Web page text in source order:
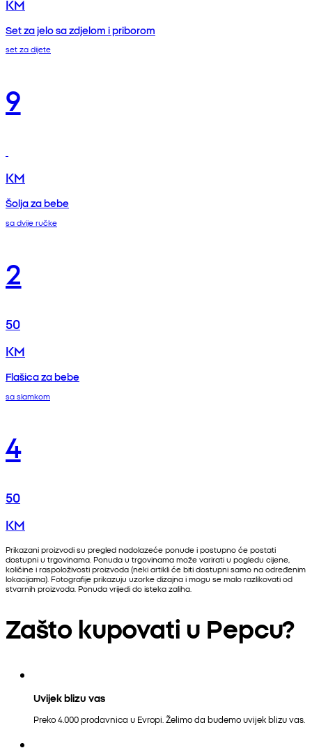
KM
Set za jelo sa zdjelom i priborom
set za dijete
9
KM
Šolja za bebe
sa dvije ručke
2
50
KM
Flašica za bebe
sa slamkom
4
50
KM
Prikazani proizvodi su pregled nadolazeće ponude i postupno će postati
dostupni u trgovinama. Ponuda u trgovinama može varirati u pogledu cijene,
količine i raspoloživosti proizvoda (neki artikli će biti dostupni samo na određenim
lokacijama). Fotografije prikazuju uzorke dizajna i mogu se malo razlikovati od
stvarnih proizvoda. Ponuda vrijedi do isteka zaliha.
Zašto kupovati u Pepcu?
Uvijek blizu vas
Preko 4.000 prodavnica u Evropi. Želimo da budemo uvijek blizu vas.